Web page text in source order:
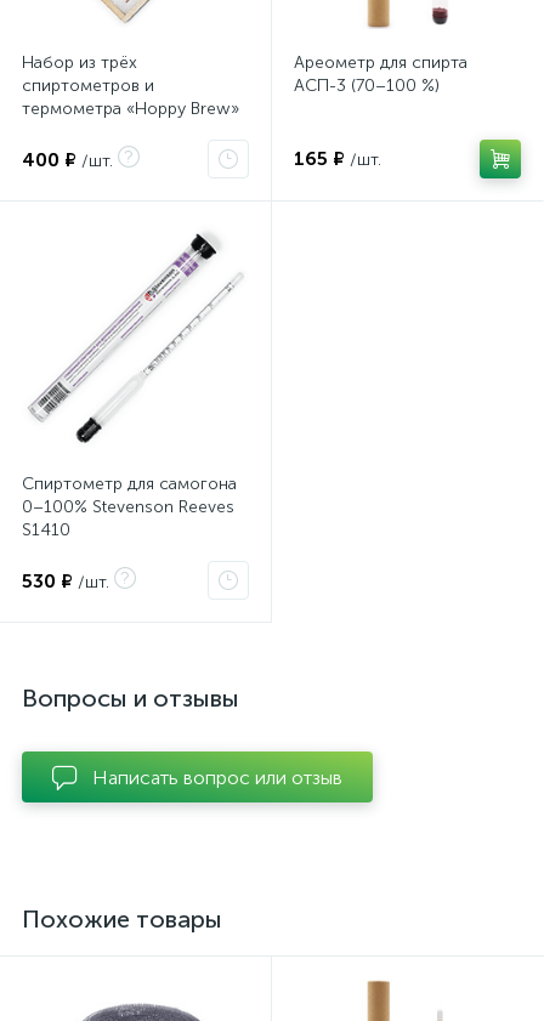
Набор из трёх
спиртометров и
термометра «Hoppy Brew»
(кейсе)
400 ₽ /шт.
Ареометр для спирта
АСП-3 (70–100 %)
165 ₽ /шт.
Спиртометр для самогона
0–100% Stevenson Reeves
S1410
530 ₽ /шт.
Вопросы и отзывы
Написать вопрос или отзыв
Похожие товары